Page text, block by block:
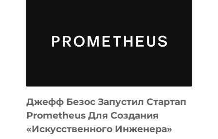
ДЛЯ
ПРОГРАММИРОВАНИЯ
И
LINUX
Джефф Безос Запустил Стартап
Prometheus Для Создания
«искусственного Инженера»